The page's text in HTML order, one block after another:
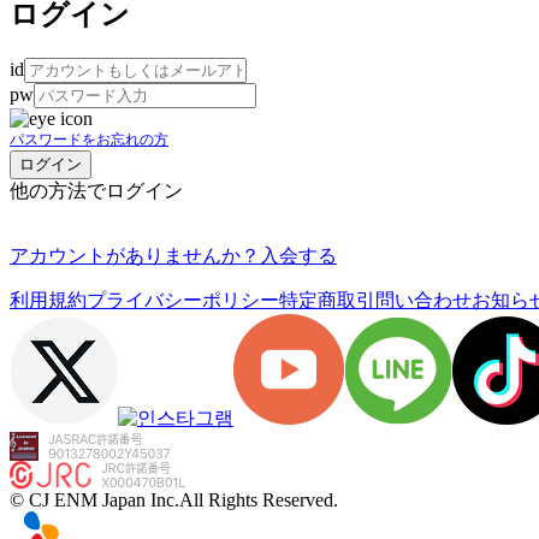
ログイン
id
pw
パスワードをお忘れの方
他の方法でログイン
アカウントがありませんか？ 入会する
利用規約プライバシーポリシー特定商取引 問い合わせお知ら
© CJ ENM Japan Inc.All Rights Reserved.